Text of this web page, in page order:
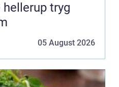
tryg
05 August 2026